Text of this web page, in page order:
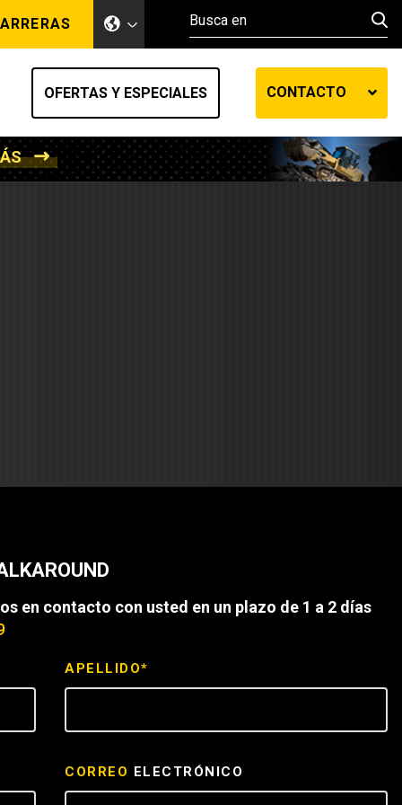
de tierra
OFERTAS Y ESPECIALES CONTACTO
en contacto con usted en un plazo de 1 a 2 días
APELLIDO*
CORREO ELECTRÓNICO